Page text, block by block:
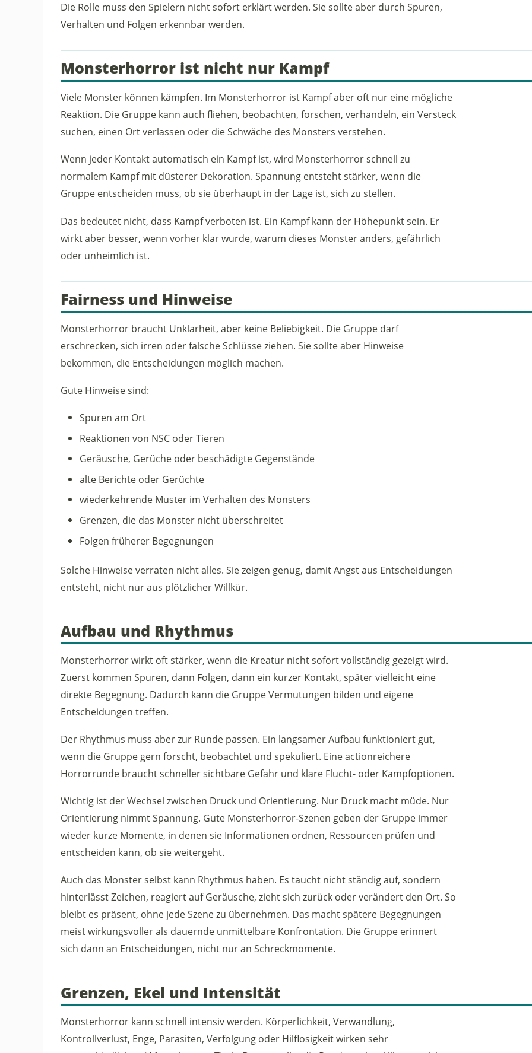
Die Rolle muss den Spielern nicht sofort erklärt werden. Sie sollte aber durch Spuren,
Verhalten und Folgen erkennbar werden.
Monsterhorror ist nicht nur Kampf
Viele Monster können kämpfen. Im Monsterhorror ist Kampf aber oft nur eine mögliche
Reaktion. Die Gruppe kann auch fliehen, beobachten, forschen, verhandeln, ein Versteck
suchen, einen Ort verlassen oder die Schwäche des Monsters verstehen.
Wenn jeder Kontakt automatisch ein Kampf ist, wird Monsterhorror schnell zu
normalem Kampf mit düsterer Dekoration. Spannung entsteht stärker, wenn die
Gruppe entscheiden muss, ob sie überhaupt in der Lage ist, sich zu stellen.
Das bedeutet nicht, dass Kampf verboten ist. Ein Kampf kann der Höhepunkt sein. Er
wirkt aber besser, wenn vorher klar wurde, warum dieses Monster anders, gefährlich
oder unheimlich ist.
Fairness und Hinweise
Monsterhorror braucht Unklarheit, aber keine Beliebigkeit. Die Gruppe darf
erschrecken, sich irren oder falsche Schlüsse ziehen. Sie sollte aber Hinweise
bekommen, die Entscheidungen möglich machen.
Gute Hinweise sind:
Spuren am Ort
Reaktionen von NSC oder Tieren
Geräusche, Gerüche oder beschädigte Gegenstände
alte Berichte oder Gerüchte
wiederkehrende Muster im Verhalten des Monsters
Grenzen, die das Monster nicht überschreitet
Folgen früherer Begegnungen
Solche Hinweise verraten nicht alles. Sie zeigen genug, damit Angst aus Entscheidungen
entsteht, nicht nur aus plötzlicher Willkür.
Aufbau und Rhythmus
Monsterhorror wirkt oft stärker, wenn die Kreatur nicht sofort vollständig gezeigt wird.
Zuerst kommen Spuren, dann Folgen, dann ein kurzer Kontakt, später vielleicht eine
direkte Begegnung. Dadurch kann die Gruppe Vermutungen bilden und eigene
Entscheidungen treffen.
Der Rhythmus muss aber zur Runde passen. Ein langsamer Aufbau funktioniert gut,
wenn die Gruppe gern forscht, beobachtet und spekuliert. Eine actionreichere
Horrorrunde braucht schneller sichtbare Gefahr und klare Flucht- oder Kampfoptionen.
Wichtig ist der Wechsel zwischen Druck und Orientierung. Nur Druck macht müde. Nur
Orientierung nimmt Spannung. Gute Monsterhorror-Szenen geben der Gruppe immer
wieder kurze Momente, in denen sie Informationen ordnen, Ressourcen prüfen und
entscheiden kann, ob sie weitergeht.
Auch das Monster selbst kann Rhythmus haben. Es taucht nicht ständig auf, sondern
hinterlässt Zeichen, reagiert auf Geräusche, zieht sich zurück oder verändert den Ort. So
bleibt es präsent, ohne jede Szene zu übernehmen. Das macht spätere Begegnungen
meist wirkungsvoller als dauernde unmittelbare Konfrontation. Die Gruppe erinnert
sich dann an Entscheidungen, nicht nur an Schreckmomente.
Grenzen, Ekel und Intensität
Monsterhorror kann schnell intensiv werden. Körperlichkeit, Verwandlung,
Kontrollverlust, Enge, Parasiten, Verfolgung oder Hilflosigkeit wirken sehr